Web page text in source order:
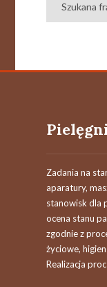
Zadania na
aparatury,
stanowisk dla
ocena stanu
zgodnie z
życiowe,
Realizacja